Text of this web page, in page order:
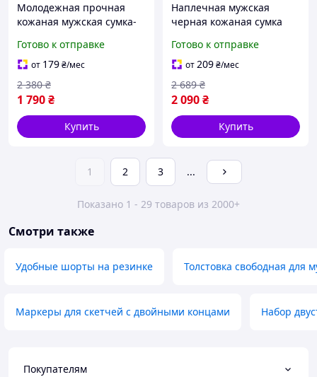
Молодежная прочная
кожаная мужская сумка-
черный компактный
мессенджер для мелочей
для парней
Готово к отправке
от 179₴/мес
1 790₴
2 380 ₴
Купить
Наплечная мужская
черная кожаная сумка
на работу модный
мессенджер для
документов
Готово к отправке
от209₴/мес
2 090₴
2 689 ₴
Купить
1 2 3 ...
Показано 1 - 29 товаров из 2000+
Смотри также
Удобные шорты на резинке Толстовка свободная для
Маркеры для скетчей с двойными концами Набор
Покупателям